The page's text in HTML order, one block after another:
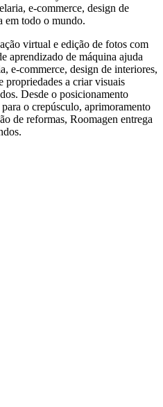
e-commerce, design de
em todo o mundo.
virtual e edição de fotos com
aprendizado de máquina ajuda
e-commerce, design de interiores,
propriedades a criar visuais
Desde o posicionamento
o crepúsculo, aprimoramento
de reformas, Roomagen entrega